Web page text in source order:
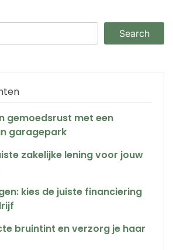
gemoedsrust met een
garagepark
zakelijke lening voor jouw
kies de juiste financiering
bruintint en verzorg je haar